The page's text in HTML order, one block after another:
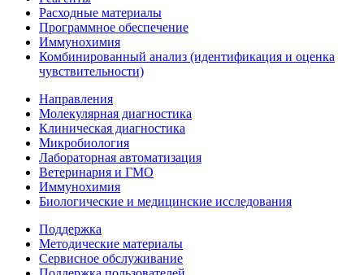
Расходные материалы
Программное обеспечение
Иммунохимия
Комбинированный анализ (идентификация и оценка
чувствительности)
Направления
Молекулярная диагностика
Клиническая диагностика
Микробиология
Лабораторная автоматизация
Ветеринария и ГМО
Иммунохимия
Биологические и медицинские исследования
Поддержка
Методические материалы
Сервисное обслуживание